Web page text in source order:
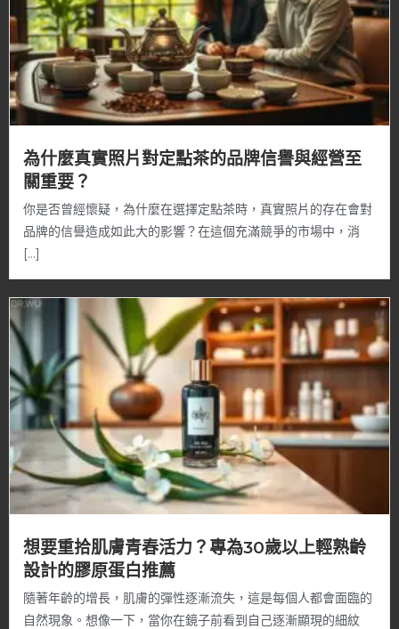
為什麼真實照片對定點茶的品牌信譽與經營至
關重要？
你是否曾經懷疑，為什麼在選擇定點茶時，真實照片的存在會對
品牌的信譽造成如此大的影響？在這個充滿競爭的市場中，消
[…]
想要重拾肌膚青春活力？專為30歲以上輕熟齡
設計的膠原蛋白推薦
隨著年齡的增長，肌膚的彈性逐漸流失，這是每個人都會面臨的
自然現象。想像一下，當你在鏡子前看到自己逐漸顯現的細紋